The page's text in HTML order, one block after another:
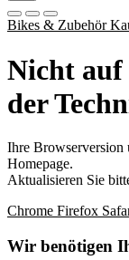
Bikes & Zubehör
Nicht auf
der
Ihre Browserversion
Homepage.
Aktualisieren Sie
Chrome Firefox
Wir benötigen